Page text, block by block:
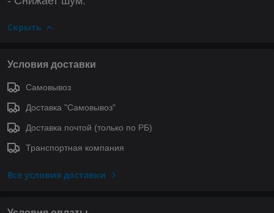
Скрыть
Условия доставки
Самовывоз
Доставка "Самовывоз"
Доставка почтой (только по РБ)
Транспортная компания
Все условия доставки